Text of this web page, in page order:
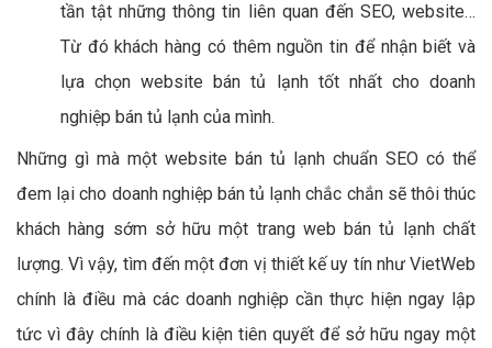
tần tật những thông tin liên quan đến SEO, website…
Từ đó khách hàng có thêm nguồn tin để nhận biết và
lựa chọn website bán tủ lạnh tốt nhất cho doanh
nghiệp bán tủ lạnh của mình.
Những gì mà một website bán tủ lạnh chuẩn SEO có thể
đem lại cho doanh nghiệp bán tủ lạnh chắc chắn sẽ thôi thúc
khách hàng sớm sở hữu một trang web bán tủ lạnh chất
lượng. Vì vậy, tìm đến một đơn vị thiết kế uy tín như VietWeb
chính là điều mà các doanh nghiệp cần thực hiện ngay lập
tức vì đây chính là điều kiện tiên quyết để sở hữu ngay một